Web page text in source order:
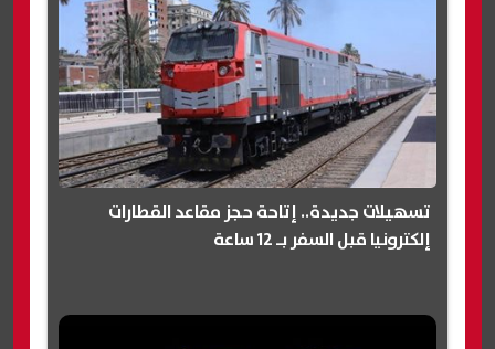
تسهيلات جديدة.. إتاحة حجز مقاعد القطارات
إلكترونيا قبل السفر بـ 12 ساعة